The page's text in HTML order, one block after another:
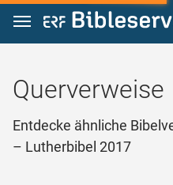
Zum Inhalt springen
Querverweise
Entdecke ähnliche
– Lutherbibel 2017